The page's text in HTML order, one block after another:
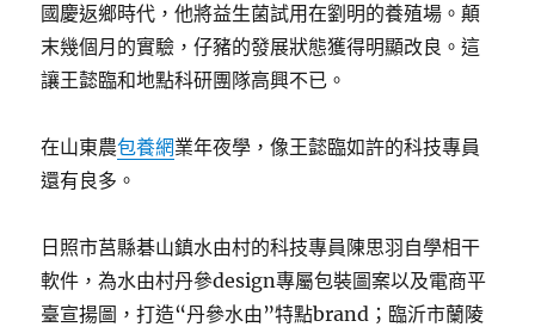
國慶返鄉時代，他將益生菌試用在劉明的養殖場。顛
末幾個月的實驗，仔豬的發展狀態獲得明顯改良。這
讓王懿臨和地點科研團隊高興不已。
在山東農包養網業年夜學，像王懿臨如許的科技專員
還有良多。
日照市莒縣碁山鎮水由村的科技專員陳思羽自學相干
軟件，為水由村丹參design專屬包裝圖案以及電商平
臺宣揚圖，打造“丹參水由”特點brand；臨沂市蘭陵